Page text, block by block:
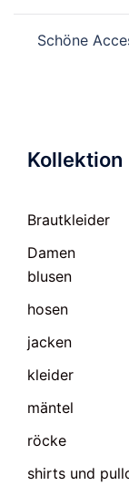
Schöne
Kollektion
Brautkleider
Damen
blusen
hosen
jacken
kleider
mäntel
röcke
shirts und